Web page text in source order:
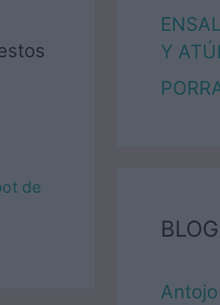
de
Y